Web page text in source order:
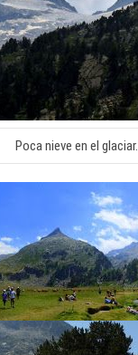
Poca nieve en el glaciar.